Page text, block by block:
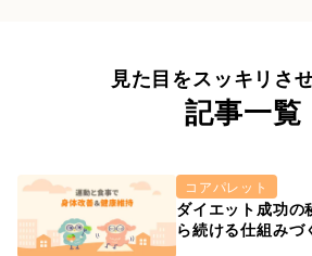
見た目をスッキリさ
記事一覧
コアパレット
ダイエット成功
ら続ける仕組みづ